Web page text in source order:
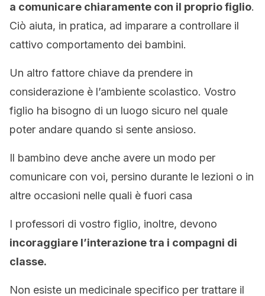
a comunicare chiaramente con il proprio figlio.
Ciò aiuta, in pratica, ad imparare a controllare il
cattivo comportamento dei bambini.
Un altro fattore chiave da prendere in
considerazione è l’ambiente scolastico. Vostro
figlio ha bisogno di un luogo sicuro nel quale
poter andare quando si sente ansioso.
Il bambino deve anche avere un modo per
comunicare con voi, persino durante le lezioni o in
altre occasioni nelle quali è fuori casa
I professori di vostro figlio, inoltre, devono
incoraggiare l’interazione tra i compagni di
classe.
Non esiste un medicinale specifico per trattare il